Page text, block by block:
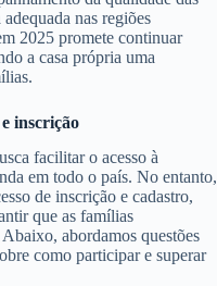
nas regiões
2025 promete continuar
a casa própria uma
inscrição
facilitar o acesso à
em todo o país. No entanto,
de inscrição e cadastro,
que as famílias
abordamos questões
como participar e superar